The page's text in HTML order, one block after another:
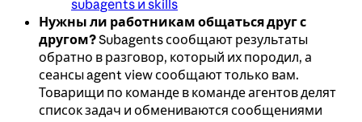
subagents и skills
Нужны ли работникам общаться друг с
другом?Subagents сообщают результаты
обратно в разговор, который их породил, а
сеансы agent view сообщают только вам.
Товарищи по команде в команде агентов делят
список задач и обмениваются сообщениями